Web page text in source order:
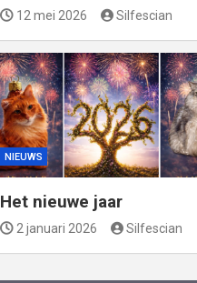
12 mei 2026 Silfescian
NIEUWS
Het nieuwe jaar
2 januari 2026 Silfescian